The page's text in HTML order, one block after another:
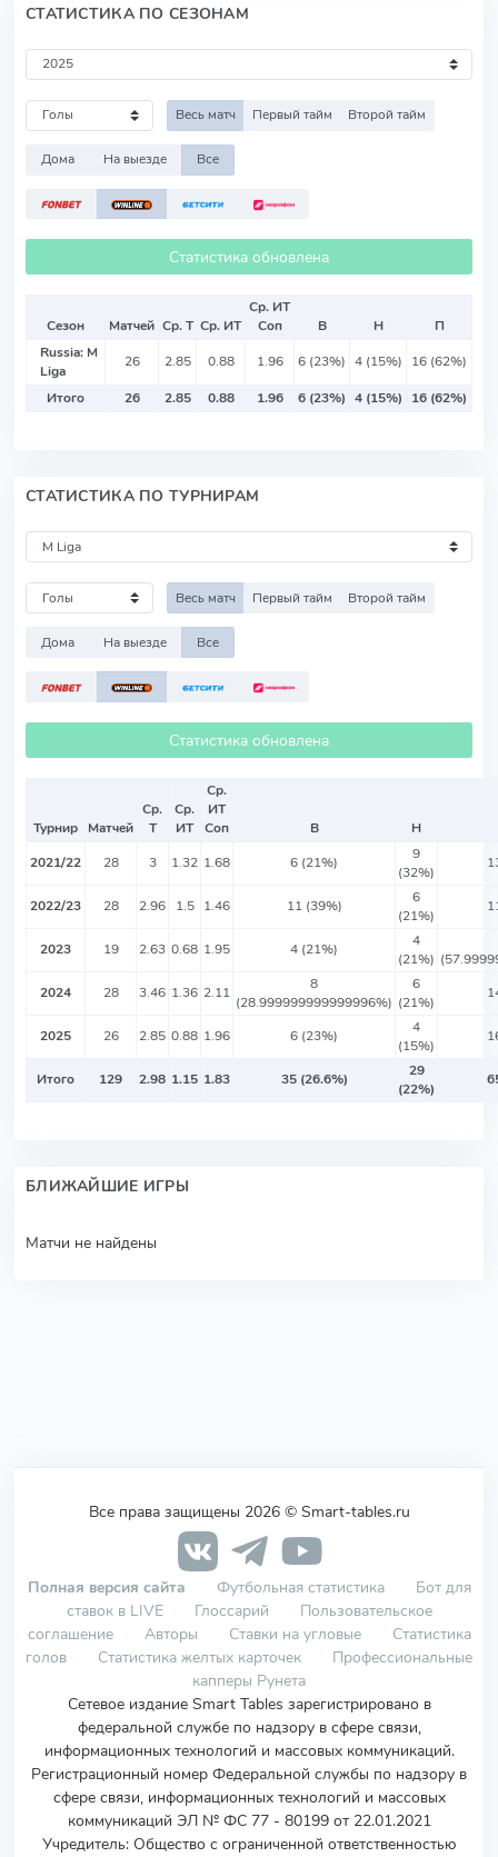
СТАТИСТИКА ПО СЕЗОНАМ
Весь матч Первый тайм Второй тайм
Дома На выезде Все
Статистика обновлена
Сезон Матчей Ср. Т Ср. ИТ
Ср. ИТ
Соп
В Н
П
Russia: M
Liga
26 2.85 0.88 1.96 6 (23%) 4 (15%) 16 (62%)
Итого 26 2.85 0.88 1.96 6 (23%) 4 (15%) 16 (62%)
СТАТИСТИКА ПО ТУРНИРАМ
Весь матч Первый тайм Второй тайм
Дома На выезде Все
Статистика обновлена
Турнир Матчей
Ср.
Т
Ср.
ИТ
Ср.
ИТ
Соп
В
Н
2021/22
28 3 1.32 1.68 6 (21%)
9
(32%)
2022/23 28 2.96 1.5 1.46 11 (39%)
6
(21%)
2023 19 2.63 0.68 1.95 4 (21%)
4
(21%)
2024
28 3.46 1.36 2.11
8
(28.999999999999996%)
6
(21%)
2025 26 2.85 0.88 1.96 6 (23%)
4
(15%)
Итого 129 2.98 1.15 1.83 35 (26.6%)
29
(22%)
БЛИЖАЙШИЕ ИГРЫ
Матчи не найдены
Все права защищены 2026 © Smart-tables.ru
Полная версия сайта Футбольная статистика
Бот для
ставок в LIVE
Глоссарий
Пользовательское
соглашение
Авторы Ставки на угловые
Статистика
голов
Статистика желтых карточек
Профессиональные
капперы Рунета
Сетевое издание Smart Tables зарегистрировано в
федеральной службе по надзору в сфере связи,
информационных технологий и массовых коммуникаций.
Регистрационный номер Федеральной службы по надзору в
сфере связи, информационных технологий и массовых
коммуникаций ЭЛ № ФС 77 - 80199 от 22.01.2021
Учредитель: Общество с ограниченной ответственностью